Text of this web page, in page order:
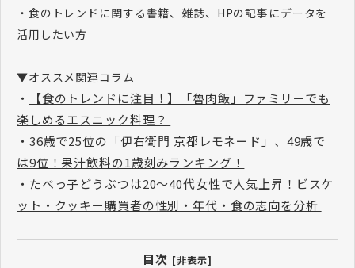
・食のトレンドに関する書籍、雑誌、HPの記事にデータを
活用したい方
▼オススメ関連コラム
・
【食のトレンドに注目！】「魯肉飯」ファミリーでも
楽しめるエスニック料理？
・ 36歳で25位の「伊右衛門 京都レモネード」、49歳で
は9位！果汁飲料の1歳刻みランキング！
・ たべっ子どうぶつは20～40代女性で人気上昇！ビスケ
ット・クッキー購買者の性別・年代・食の志向を分析
目次 [非表示]